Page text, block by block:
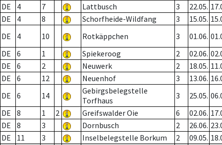
DE
4 7 Lattbusch 3 22.05.
DE
4 8 Schorfheide-Wildfang 3 15.05.
DE
4 10 Rotkäppchen 3 01.06.
DE
6 1 Spiekeroog 2 02.06.
DE
6 2 Neuwerk 2 18.05.
DE
6 12 Neuenhof 3 13.06.
DE
6 14
Gebirgsbelegstelle
Torfhaus
3 25.05.
DE
8 1 2 Greifswalder Oie 6 02.06.
DE
8 3 Dornbusch 2 26.06.
DE
11 3 Inselbelegstelle Borkum 2 09.05.